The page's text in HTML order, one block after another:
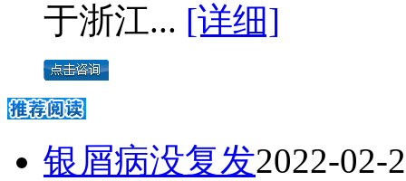
于浙江... [详细]
银屑病没复发2022-02-